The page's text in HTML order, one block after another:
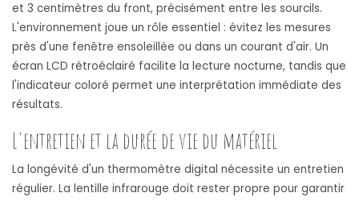
et 3 centimètres du front, précisément entre les sourcils.
L'environnement joue un rôle essentiel : évitez les mesures
près d'une fenêtre ensoleillée ou dans un courant d'air. Un
écran LCD rétroéclairé facilite la lecture nocturne, tandis que
l'indicateur coloré permet une interprétation immédiate des
résultats.
L'entretien et la durée de vie du matériel
La longévité d'un thermomètre digital nécessite un entretien
régulier. La lentille infrarouge doit rester propre pour garantir